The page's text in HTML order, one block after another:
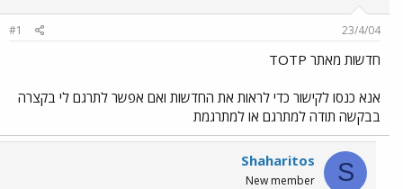
ש
א
ר
ך
23/4/04
#1
חדשות מאתר TOTP
אנא כנסו לקישור כדי לראות את החדשות ואם אפשר לתרגם לי בקצרה
בבקשה תודה למתרגם או למתרגמת
S
Shaharitos
New member